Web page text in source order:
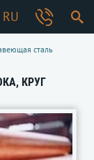
RU
сталь
КРУГ